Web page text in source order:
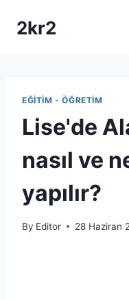
2kr2
EĞITIM - ÖĞRETIM
Lise'de
nasıl ve
yapılır?
By Editor 28 Haziran